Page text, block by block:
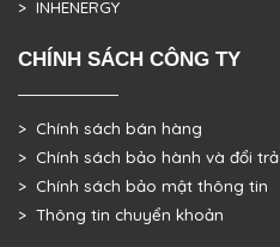
> INHENERGY
CHÍNH SÁCH CÔNG TY
> Chính sách bán hàng
> Chính sách bảo hành và đổi trả
> Chính sách bảo mật thông tin
> Thông tin chuyển khoản